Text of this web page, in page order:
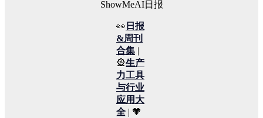
👀 日报
&周刊
合集 |
🎡生产
力工具
与行业
应用大
全 | 🧡